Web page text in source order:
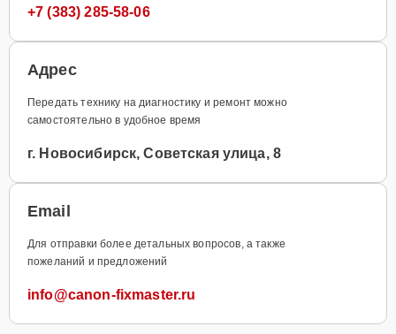
+7 (383) 285-58-06
Адрес
Передать технику на диагностику и ремонт можно
самостоятельно в удобное время
г. Новосибирск, Советская улица, 8
Email
Для отправки более детальных вопросов, а также
пожеланий и предложений
info@canon-fixmaster.ru